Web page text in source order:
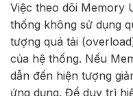
Việc theo dõi Memory
thống không sử dụng
tượng quá tải
của hệ thống. Nếu
dẫn đến hiện tượng
ứng dụng. Để duy trì